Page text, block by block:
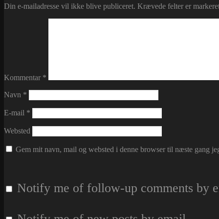
Din e-mailadresse vil ikke blive publiceret. Krævede felter er
Kommentar *
Navn *
E-mail *
Websted
Gem mit navn, mail og websted i denne browser til næste gang
Notify me of follow-up comments by